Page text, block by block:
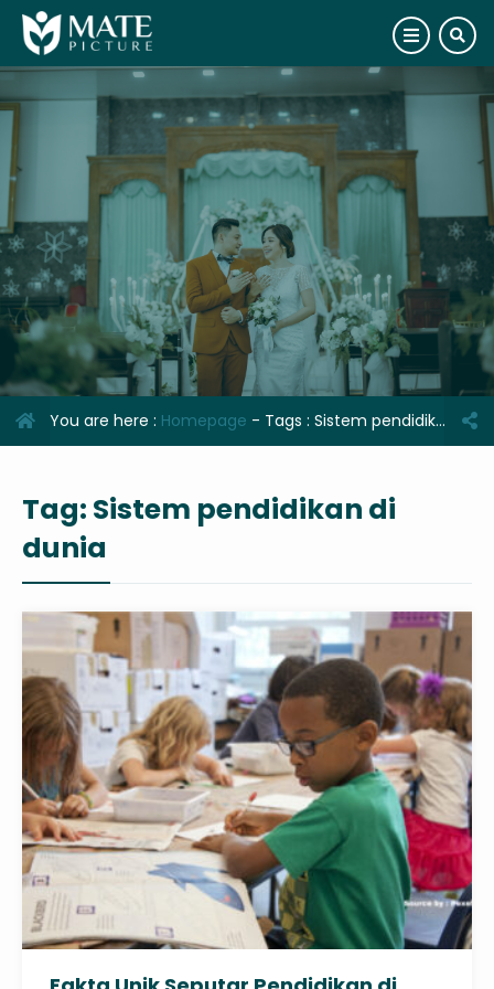
You are here : Homepage - Tags : Sistem pendidikan di dunia
Tag: Sistem pendidikan di
dunia